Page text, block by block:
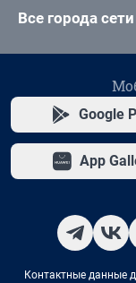
Все города сети
Google
App
Контактные данные